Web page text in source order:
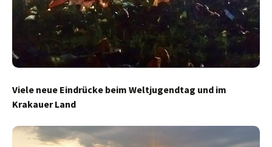
Viele neue Eindrücke beim Weltjugendtag und im
Krakauer Land